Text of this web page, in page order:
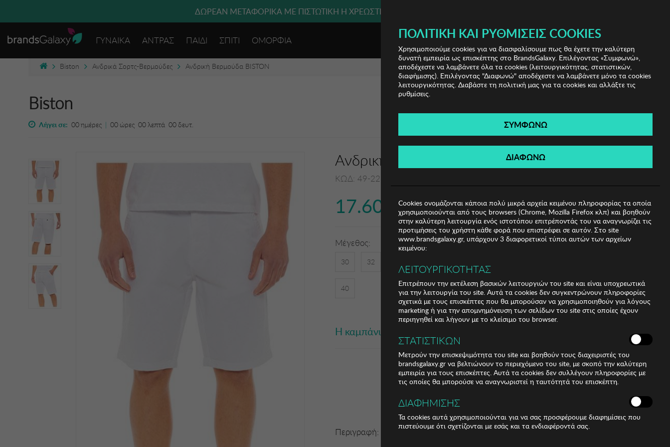
ΔΩΡΕΑΝ ΜΕΤΑΦΟΡΙΚΑ ΜΕ ΠΙΣΤΩΤΙΚΗ Ή ΧΡΕΩΣΤΙΚΗ ΚΑΡΤΑ, PAYPAL & IRIS!
ΓΥΝΑΙΚΑ ΑΝΤΡΑΣ ΠΑΙΔΙ ΣΠΙΤΙ ΟΜΟΡΦΙΑ (0)
Biston Ανδρικά Σορτς-Βερμούδες Ανδρική Βερμούδα BISTON
Biston
Λήγει σε: 00ημέρες | 00 ώρες 00λεπτά 00 δευτ.
Ανδρική Βερμούδα BISTON
ΚΩΔ: 49-221-019001
17.60€
Μέγεθος:
30 32
40
Η καμπάνια έχει λήξει
Περιγραφή:
ΠΟΛΙΤΙΚΉ ΚΑΙ ΡΥΘΜΊΣΕΙΣ COOKIES
Χρησιμοποιούμε cookies για να διασφαλίσουμε πως θα έχετε την καλύτερη
δυνατή εμπειρία ως επισκέπτης στο BrandsGalaxy. Επιλέγοντας «Συμφωνώ»,
αποδέχεστε να λαμβάνετε όλα τα cookies (λειτουργικότητας, στατιστικών,
διαφήμισης). Επιλέγοντας "Διαφωνώ" αποδέχεστε να λαμβάνετε μόνο τα cookies
λειτουργικότητας. Διαβάστε τη πολιτική μας για τα cookies και αλλάξτε τις
ρυθμίσεις.
ΣΥΜΦΩΝΩ
ΔΙΑΦΩΝΩ
Cookies ονομάζονται κάποια πολύ μικρά αρχεία κειμένου πληροφορίας τα οποία
χρησιμοποιούνται από τους browsers (Chrome, Mozilla Firefox κλπ) και βοηθούν
στην καλύτερη λειτουργία ενός ιστοτόπου επιτρέποντάς του να αναγνωρίζει τις
προτιμήσεις του χρήστη κάθε φορά που επιστρέφει σε αυτόν. Στο site
www.brandsgalaxy.gr, υπάρχουν 3 διαφορετικοί τύποι αυτών των αρχείων
κειμένου:
ΛΕΙΤΟΥΡΓΙΚΟΤΗΤΑΣ
Επιτρέπουν την εκτέλεση βασικών λειτουργιών του site και είναι υποχρεωτικά
για την λειτουργία του site. Αυτά τα cookies δεν συγκεντρώνουν πληροφορίες
σχετικά με τους επισκέπτες που θα μπορούσαν να χρησιμοποιηθούν για λόγους
marketing ή για την απομνημόνευση των σελίδων του site στις οποίες έχουν
περιηγηθεί και λήγουν με το κλείσιμο του browser.
ΣΤΑΤΙΣΤΙΚΩΝ
Μετρούν την επισκεψιμότητα του site και βοηθούν τους διαχειριστές του
brandsgalaxy.gr να βελτιώνουν το περιεχόμενο του site, με σκοπό την καλύτερη
εμπειρία για τους επισκέπτες. Αυτά τα cookies δεν συλλέγουν πληροφορίες με
τις οποίες θα μπορούσε να αναγνωριστεί η ταυτότητά του επισκέπτη.
ΔΙΑΦΗΜΙΣΗΣ
Τα cookies αυτά χρησιμοποιούνται για να σας προσφέρουμε διαφημίσεις που
πιστεύουμε ότι σχετίζονται με εσάς και τα ενδιαφέροντά σας.